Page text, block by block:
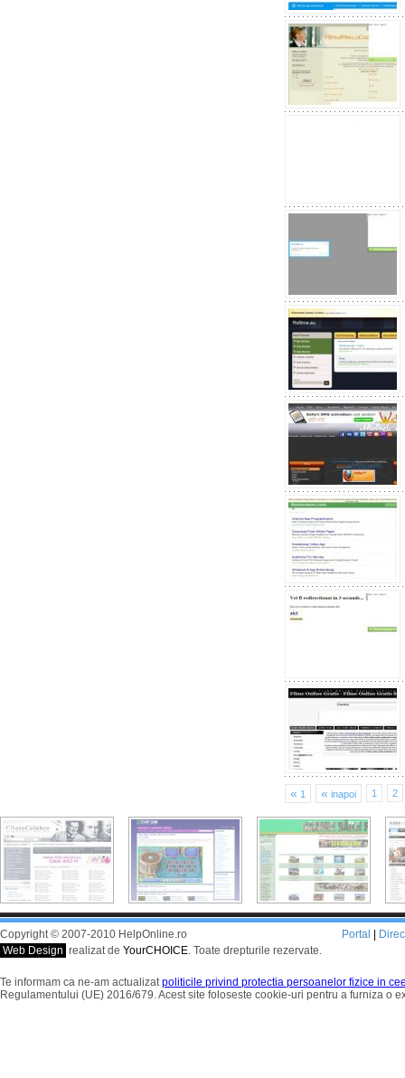
« 1 « inapoi 1 2
Copyright © 2007-2010 HelpOnline.ro
Web Design realizat de YourCHOICE. Toate drepturile rezervate.
Portal
Te informam ca ne-am actualizatpoliticile privind protectia persoanelor fizice in
Regulamentului (UE) 2016/679. Acest site foloseste cookie-uri pentru a furniza o